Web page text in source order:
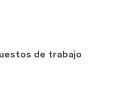
de trabajo